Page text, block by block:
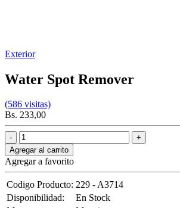
Exterior
Water Spot Remover
(586 visitas)
Bs. 233,00
Agregar al carrito
Agregar a favorito
Codigo Producto: 229 - A3714
Disponibilidad:
En Stock